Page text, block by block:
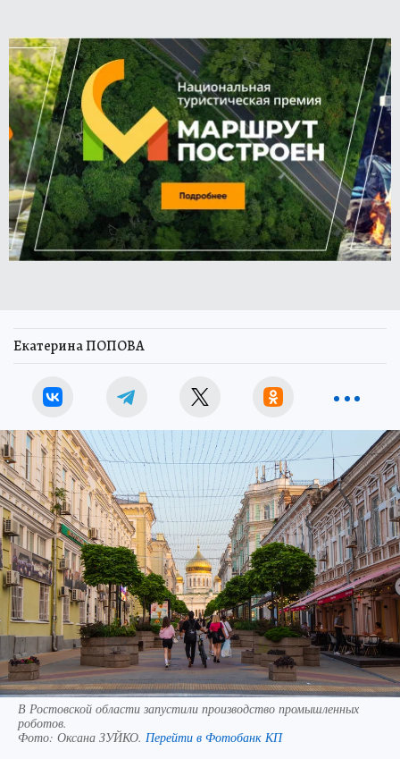
Екатерина ПОПОВА
В Ростовской области запустили производство промышленных
роботов.
Фото: Оксана ЗУЙКО. Перейти в Фотобанк КП